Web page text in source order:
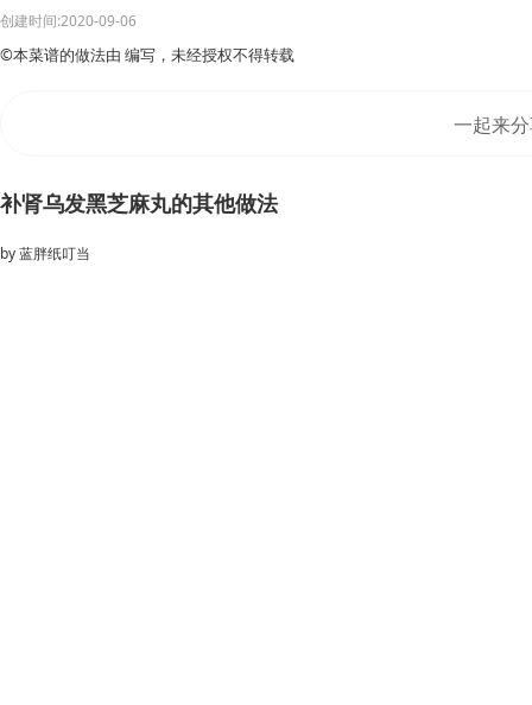
创建时间:2020-09-06
©本菜谱的做法由 编写，未经授权不得转载
一起来
补肾乌发黑芝麻丸的其他做法
by蓝胖纸叮当